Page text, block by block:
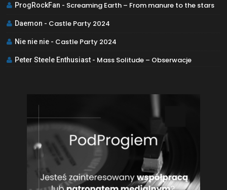
ProgRockFan - Screaming Earth – From manure to the stars
Daemon - Castle Party 2024
Nie nie nie - Castle Party 2024
Peter Steele Enthusiast - Mass Solitude – Obserwacje